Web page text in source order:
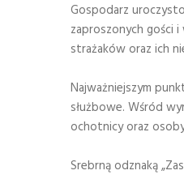
Gospodarz
zaproszonych gości
strażaków oraz ich
Najważniejszym
służbowe. Wśród
ochotnicy oraz
Srebrną odznaką